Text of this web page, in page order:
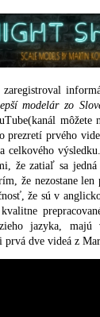
modelár zo
môžete
prezretí prvého
celkového
že zatiaľ sa
že nezostane
že sú v
jazyka, majú
prvá dve videá z